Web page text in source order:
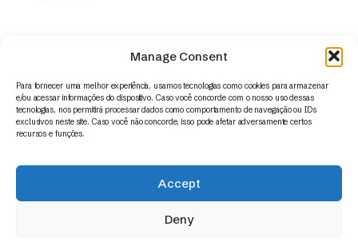
Manage Consent
Para fornecer uma melhor experiência, usamos tecnologias como cookies para armazenar
e/ou acessar informações do dispositivo. Caso você concorde com o nosso uso dessas
tecnologias, nos permitirá processar dados como comportamento de navegação ou IDs
exclusivos neste site. Caso você não concorde, isso pode afetar adversamente certos
recursos e funções.
Accept
Deny
© 2014 – 2026 | Appus HR Analytics – www.appus.com –